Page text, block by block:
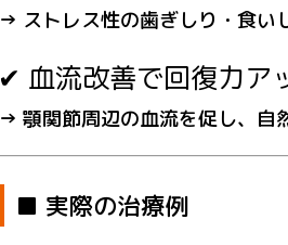
→ ストレス性の歯ぎしり・食い
✔ 血流改善で回復力ア
→ 顎関節周辺の血流を促し、自
■ 実際の治療例